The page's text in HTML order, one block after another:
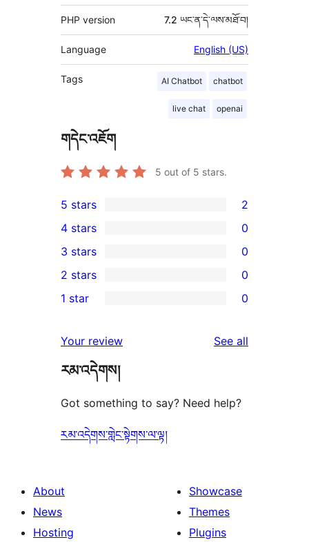
PHP version 7.2 ཡང་ན་དེ་ལས་མཐོ་བ།
Language English (US)
Tags AI Chatbot chatbot
live chat openai
གདེང་འཇོག
5 out of 5 stars.
2
5-
star
reviews
5 stars 2
4-
star
reviews
4 stars 0
0
3-
star
3 stars 0
2-
reviews
2 stars 0
star
reviews
1 star 0
Your review See all
རམ་འདེགས།
Got something to say? Need help?
རམ་འདེགས་གླེང་སྟེགས་ལ་ལྟ།
About
News
Hosting
Showcase
Themes
Plugins